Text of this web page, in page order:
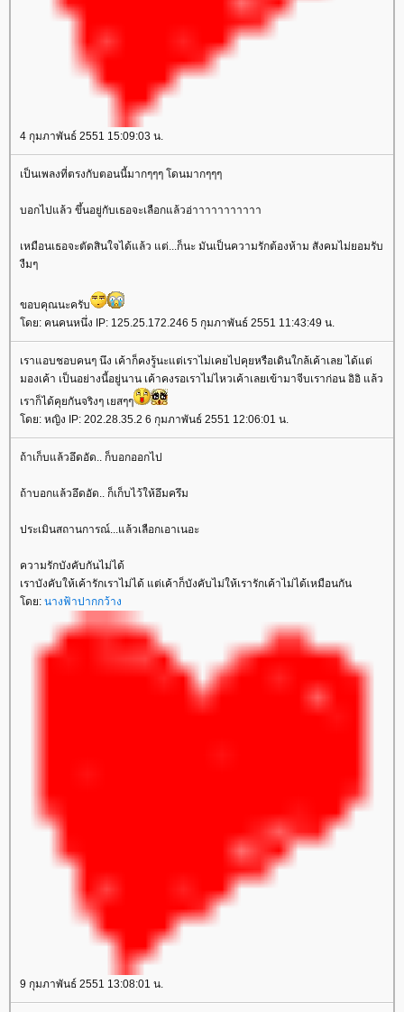
4 กุมภาพันธ์ 2551 15:09:03 น.
เป็นเพลงที่ตรงกับตอนนี้มากๆๆๆ โดนมากๆๆๆ
บอกไปแล้ว ขึ้นอยู่กับเธอจะเลือกแล้วอ่าาาาาาาาาาา
เหมือนเธอจะตัดสินใจได้แล้ว แต่...ก็นะ มันเป็นความรักต้องห้าม สังคมไม่ยอมรับ
งืมๆ
ขอบคุณนะครับ
ดย: คนคนหนึ่ง IP: 125.25.172.246 5 กุมภาพันธ์ 2551 11:43:49 น.
เราแอบชอบคนๆ นึง เค้าก็คงรู้นะแต่เราไม่เคยไปคุยหรือเดินใกล้เค้าเลย ได้แต่
มองเค้า เป็นอย่างนี้อยู่นาน เค้าคงรอเราไม่ไหวเค้าเลยเข้ามาจีบเราก่อน อิอิ แล้ว
เราก็ได้คุยกันจริงๆ เยสๆๆ
ดย: หญิง IP: 202.28.35.2 6 กุมภาพันธ์ 2551 12:06:01 น.
ถ้าเก็บแล้วอึดอัด.. ก็บอกออกไป
ถ้าบอกแล้วอึดอัด.. ก็เก็บไว้ให้อึมครึม
ประเมินสถานการณ์...แล้วเลือกเอาเนอะ
ความรักบังคับกันไม่ได้
เราบังคับให้เค้ารักเราไม่ได้ แต่เค้าก็บังคับไม่ให้เรารักเค้าไม่ได้เหมือนกัน
ดย: นางฟ้าปากกว้าง
9 กุมภาพันธ์ 2551 13:08:01 น.